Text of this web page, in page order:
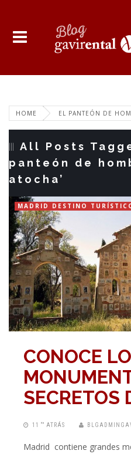
HOME EL PANTEÓN DE
All Posts
panteón de
atocha’
MADRID DESTINO
CONOCE
SECRETOS
11 “” ATRÁS
Madrid contiene grandes